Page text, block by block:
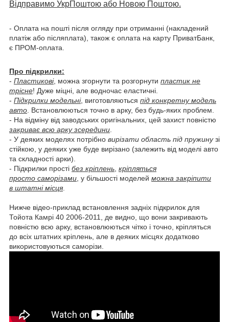
Відправимо УкрПоштою або Новою Поштою.
- Оплата на пошті після огляду при отриманні (накладений
платіж або післяплата), також є оплата на карту ПриватБанк,
є ПРОМ-оплата.
Про підкрилки:
- Пластикові, можна згорнути та розгорнути пластик не
трісне! Дуже міцні, але водночас еластичні.
- Підкрилки модельні, виготовляються під конкретну модель
авто . Встановлюються точно в арку, без будь-яких проблем.
- На відміну від заводських оригінальних, цей захист повністю
закриває всю арку зсередини
- У деяких моделях потрібно вирізати область під пружинузі
стійкою, у деяких уже буде вирізано (залежить від моделі авто
та складності арки).
- Підкрилки прості без кріплень кріпляться
просто саморізами , у більшості моделей можна закріпити
в штатні місця
Нижче відео-приклад встановлення задніх підкрилок для
Тойота Камрі 40 2006-2011, де видно, що вони закривають
повністю всю арку, встановлюються чітко і точно, кріпляться
до всіх штатних кріплень, але в деяких місцях додатково
використовуються саморізи.